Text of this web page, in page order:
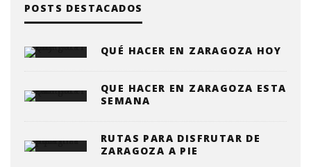
POSTS DESTACADOS
QUÉ HACER EN ZARAGOZA HOY
QUE HACER EN ZARAGOZA ESTA
SEMANA
RUTAS PARA DISFRUTAR DE
ZARAGOZA A PIE